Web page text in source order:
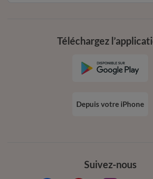
Suivez-nous
Téléchargez
Depuis votre iPhone